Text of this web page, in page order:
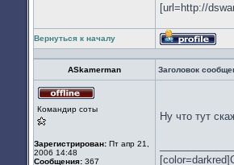
[url=http://
Вернуться к началу
ASkamerman Заголовок
в
Командир соты
Зарегистрирован: Пт апр 21,
2006 14:48
Сообщения: 367
Ну что тут